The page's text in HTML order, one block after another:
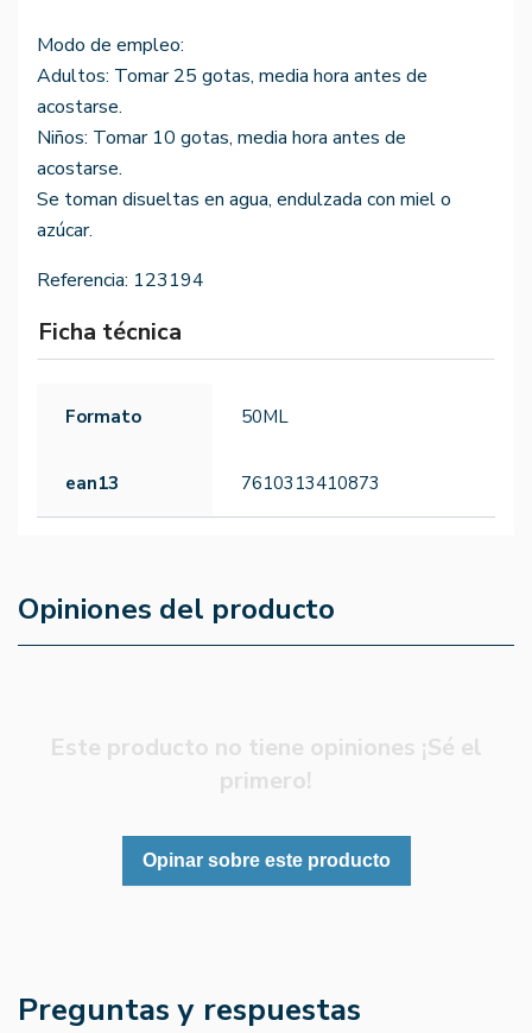
Modo de empleo:
Adultos: Tomar 25 gotas, media hora antes de
acostarse.
Niños: Tomar 10 gotas, media hora antes de
acostarse.
Se toman disueltas en agua, endulzada con miel o
azúcar.
Referencia: 123194
Ficha técnica
Formato 50ML
ean13 7610313410873
Opiniones del producto
Este producto no tiene opiniones ¡Sé el
primero!
Opinar sobre este producto
Preguntas y respuestas